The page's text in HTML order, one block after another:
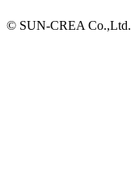
© SUN-CREA Co.,Ltd.